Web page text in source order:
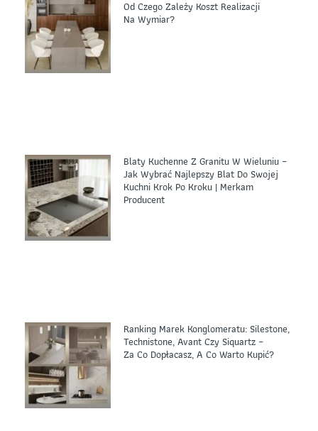
Od Czego Zależy Koszt Realizacji
Na Wymiar?
Blaty Kuchenne Z Granitu W Wieluniu –
Jak Wybrać Najlepszy Blat Do Swojej
Kuchni Krok Po Kroku | Merkam
Producent
Ranking Marek Konglomeratu: Silestone,
Technistone, Avant Czy Siquartz –
Za Co Dopłacasz, A Co Warto Kupić?